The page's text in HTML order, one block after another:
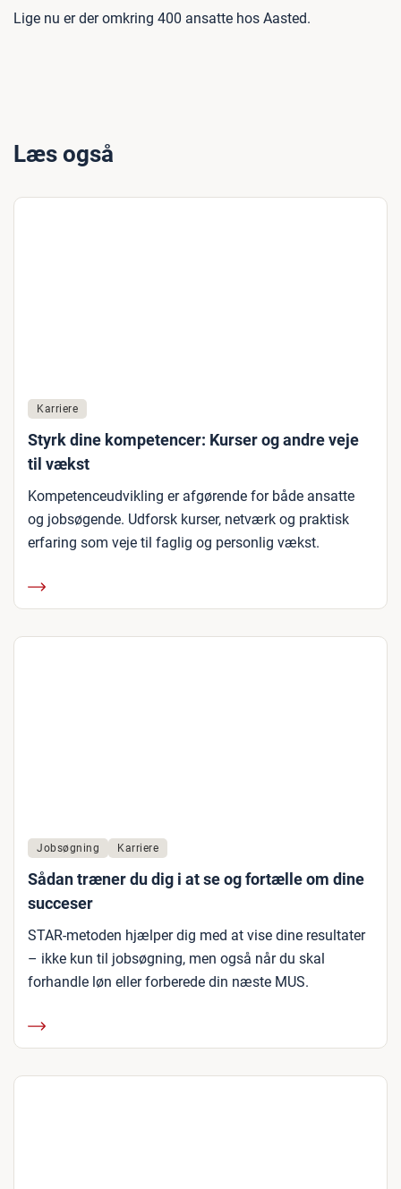
Lige nu er der omkring 400 ansatte hos Aasted.
Læs også
Karriere
Styrk dine kompetencer: Kurser og andre veje
til vækst
Kompetenceudvikling er afgørende for både ansatte
og jobsøgende. Udforsk kurser, netværk og praktisk
erfaring som veje til faglig og personlig vækst.
Jobsøgning Karriere
Sådan træner du dig i at se og fortælle om dine
succeser
STAR-metoden hjælper dig med at vise dine resultater
– ikke kun til jobsøgning, men også når du skal
forhandle løn eller forberede din næste MUS.